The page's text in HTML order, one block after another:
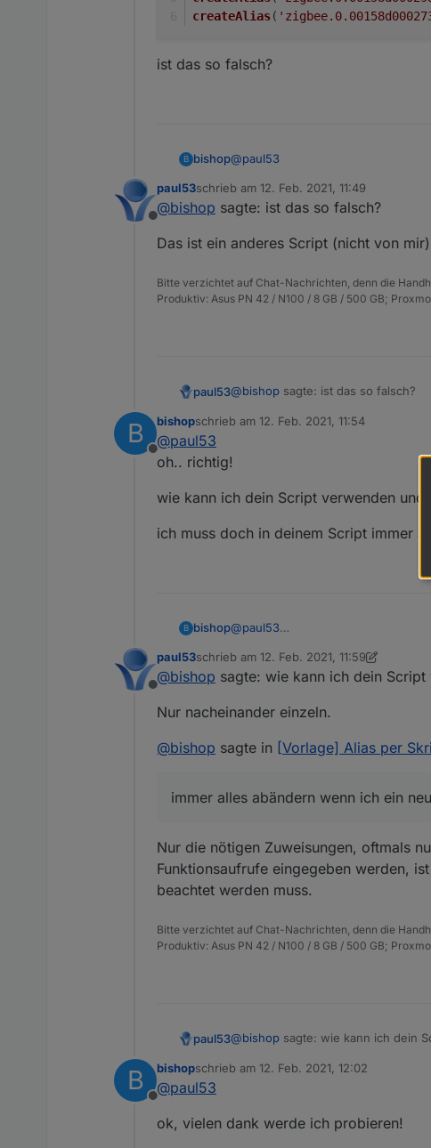
createAlias(
ist das so falsch?
B bishop@paul53
Offline
paul53schrieb am 12. Feb. 2021, 11:49
zuletzt editiert von
@bishop sagte: ist das so falsch?
Das ist ein anderes Script (nicht von
Bitte verzichtet auf Chat-Nachrichten, denn die
Produktiv: Asus PN 42 / N100 / 8 GB / 500 GB;
paul53@bishop sagte: ist das so falsch?
Das ist ein anderes Script (nicht von
B
Offline
bishopschrieb am 12. Feb. 2021, 11:54
zuletzt editiert von
@paul53
oh.. richtig!
wie kann ich dein Script verwenden und
ich muss doch in deinem Script immer
B bishop@paul53
wie kann ich dein Script
Offline
paul53schrieb am 12. Feb. 2021, 11:59
zuletzt editiert von paul53 2. Dez. 2021,
@bishop sagte: wie kann ich dein
Nur nacheinander einzeln.
@bishop sagte in [Vorlage] Alias per
immer alles abändern wenn ich ein
Nur die nötigen Zuweisungen, oftmals
Funktionsaufrufe eingegeben werden,
beachtet werden muss.
Bitte verzichtet auf Chat-Nachrichten, denn die
Produktiv: Asus PN 42 / N100 / 8 GB / 500 GB;
paul53@bishop sagte: wie kann ich dein
Nur nacheinander einzeln.
B
Offline
bishopschrieb am 12. Feb. 2021, 12:02
zuletzt editiert von
@paul53
ok, vielen dank werde ich probieren!